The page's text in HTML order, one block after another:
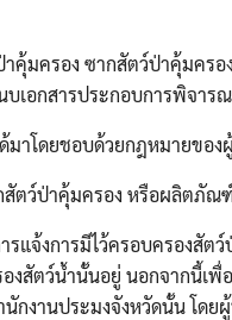
าคุ้มครอง ซากสัตว์ป่าคุ้มคร
เอกสารประกอบการพิจาร
มาโดยชอบด้วยกฎหมายขอ
ตว์ป่าคุ้มครอง หรือผลิตภัณ
แจ้งการมีไว้ครอบครองสั
สัตว์น้ำนั้นอยู่ นอกจากนี้เพื่
กงานประมงจังหวัดนั้น โด